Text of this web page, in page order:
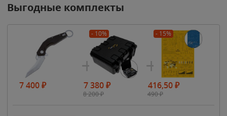
Выгодные комплекты
7 400₽
- 10%
7 380₽
8 200₽
- 15%
416,50₽
490₽